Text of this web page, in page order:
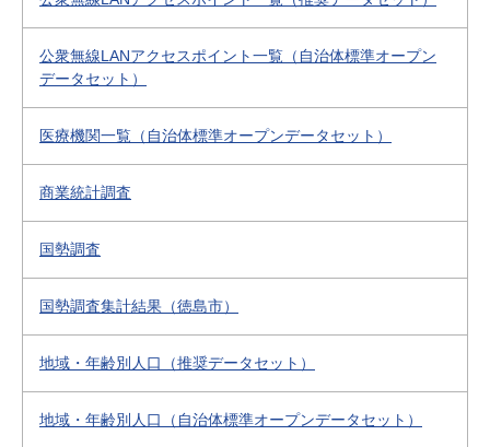
公衆無線LANアクセスポイント一覧（自治体標準オープン
データセット）
医療機関一覧（自治体標準オープンデータセット）
商業統計調査
国勢調査
国勢調査集計結果（徳島市）
地域・年齢別人口（推奨データセット）
地域・年齢別人口（自治体標準オープンデータセット）